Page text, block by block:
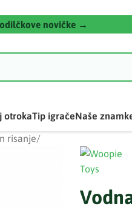
novičke →
otrokaTip igračeNaše
risanje/